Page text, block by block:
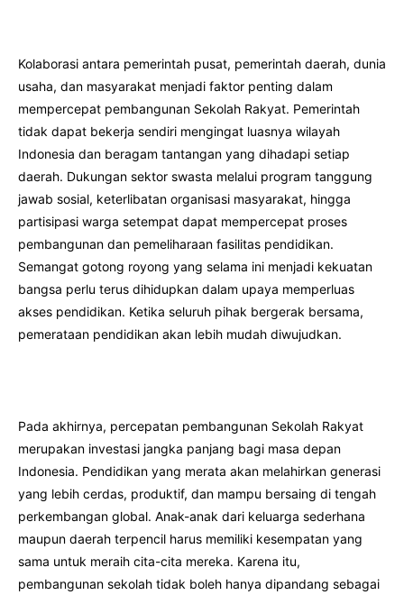
Kolaborasi antara pemerintah pusat, pemerintah daerah, dunia
usaha, dan masyarakat menjadi faktor penting dalam
mempercepat pembangunan Sekolah Rakyat. Pemerintah
tidak dapat bekerja sendiri mengingat luasnya wilayah
Indonesia dan beragam tantangan yang dihadapi setiap
daerah. Dukungan sektor swasta melalui program tanggung
jawab sosial, keterlibatan organisasi masyarakat, hingga
partisipasi warga setempat dapat mempercepat proses
pembangunan dan pemeliharaan fasilitas pendidikan.
Semangat gotong royong yang selama ini menjadi kekuatan
bangsa perlu terus dihidupkan dalam upaya memperluas
akses pendidikan. Ketika seluruh pihak bergerak bersama,
pemerataan pendidikan akan lebih mudah diwujudkan.
Pada akhirnya, percepatan pembangunan Sekolah Rakyat
merupakan investasi jangka panjang bagi masa depan
Indonesia. Pendidikan yang merata akan melahirkan generasi
yang lebih cerdas, produktif, dan mampu bersaing di tengah
perkembangan global. Anak-anak dari keluarga sederhana
maupun daerah terpencil harus memiliki kesempatan yang
sama untuk meraih cita-cita mereka. Karena itu,
pembangunan sekolah tidak boleh hanya dipandang sebagai